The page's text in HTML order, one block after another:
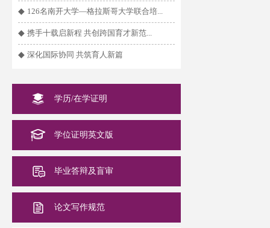
◆ 126名南开大学—格拉斯哥大学联合培...
◆ 携手十载启新程 共创跨国育才新范...
◆ 深化国际协同 共筑育人新篇
学历/在学证明
学位证明英文版
毕业答辩及盲审
论文写作规范